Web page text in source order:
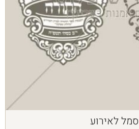
סמל לאירוע